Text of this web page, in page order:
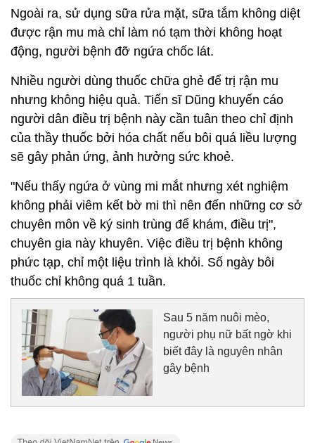
Ngoài ra, sử dụng sữa rửa mặt, sữa tắm không diệt
được rận mu mà chỉ làm nó tạm thời không hoạt
động, người bệnh đỡ ngứa chốc lát.
Nhiều người dùng thuốc chữa ghẻ để trị rận mu
nhưng không hiệu quả. Tiến sĩ Dũng khuyến cáo
người dân điều trị bệnh này cần tuân theo chỉ định
của thầy thuốc bởi hóa chất nếu bôi quá liều lượng
sẽ gây phản ứng, ảnh hưởng sức khoẻ.
"Nếu thấy ngứa ở vùng mi mắt nhưng xét nghiệm
không phải viêm kết bờ mi thì nên đến những cơ sở
chuyên môn về ký sinh trùng để khám, điều trị",
chuyên gia này khuyên. Việc điều trị bệnh không
phức tạp, chỉ một liệu trình là khỏi. Số ngày bôi
thuốc chỉ không quá 1 tuần.
Sau 5 năm nuôi mèo,
người phụ nữ bất ngờ khi
biết đây là nguyên nhân
gây bệnh